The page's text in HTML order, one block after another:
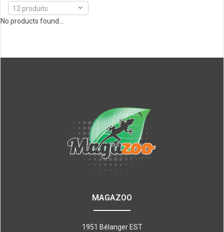
12 produits
No products found...
MAGAZOO
1951 Bélanger EST